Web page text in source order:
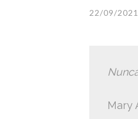
22/09/2021
Mary